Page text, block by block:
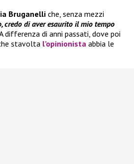
Bruganelli che, senza mezzi
credo di aver esaurito il mio tempo
differenza di anni passati, dove poi
stavolta l’opinionista abbia le